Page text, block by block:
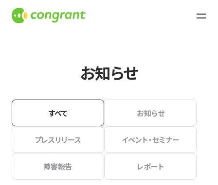
お知らせ
すべて お知らせ
プレスリリース イベント・セミナー
障害報告 レポート